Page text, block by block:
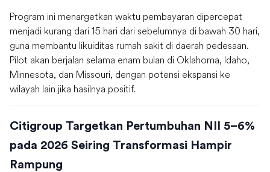
Program ini menargetkan waktu pembayaran dipercepat
menjadi kurang dari 15 hari dari sebelumnya di bawah 30 hari,
guna membantu likuiditas rumah sakit di daerah pedesaan.
Pilot akan berjalan selama enam bulan di Oklahoma, Idaho,
Minnesota, dan Missouri, dengan potensi ekspansi ke
wilayah lain jika hasilnya positif.
Citigroup Targetkan Pertumbuhan NII 5–6%
pada 2026 Seiring Transformasi Hampir
Rampung